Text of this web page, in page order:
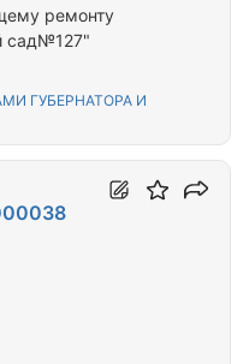
ремонту
сад№127"
ГУБЕРНАТОРА И